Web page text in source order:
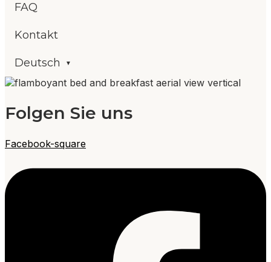
FAQ
Kontakt
Deutsch
Folgen Sie uns
Facebook-square